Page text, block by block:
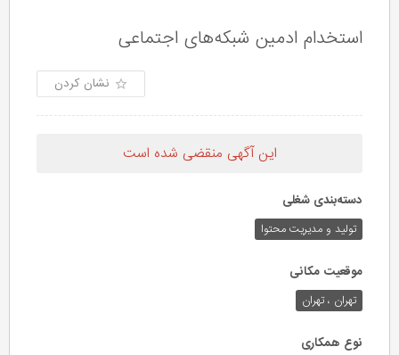
استخدام ادمین شبکه‌های اجتماعی
نشان کردن
این آگهی منقضی شده است
دسته‌بندی شغلی
تولید و مدیریت محتوا
موقعیت مکانی
تهران ، تهران
نوع همکاری